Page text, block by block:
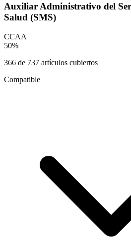
Auxiliar Administrativo del
Salud (SMS)
CCAA
50%
366 de 737 artículos cubiertos
Compatible